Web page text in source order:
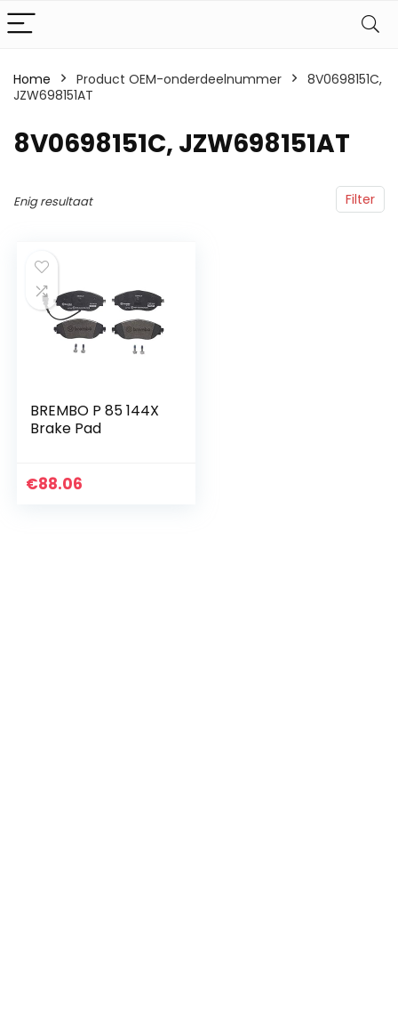
Home Product OEM-onderdeelnummer
‎8V0698151C,
JZW698151AT
‎8V0698151C, JZW698151AT
Filter
Enig resultaat
BREMBO P 85 144X
Brake Pad
€88.06